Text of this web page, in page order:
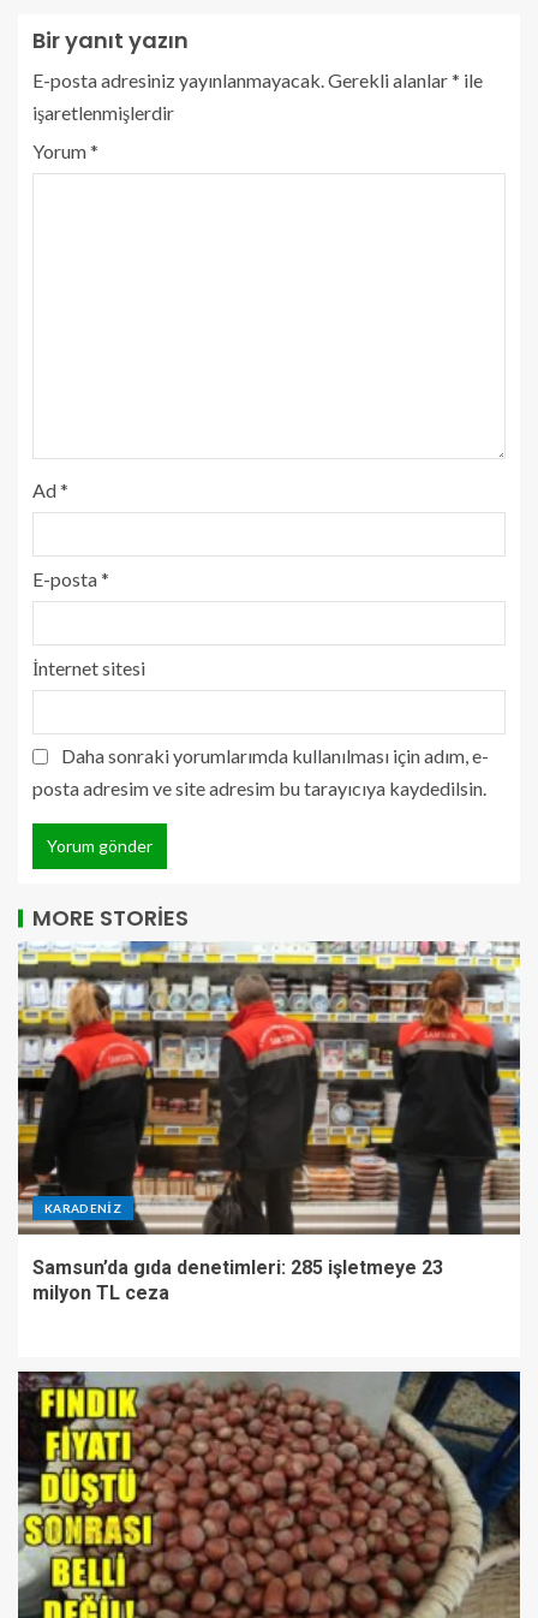
Bir yanıt yazın
E-posta adresiniz yayınlanmayacak.Gerekli alanlar* ile
işaretlenmişlerdir
Yorum*
Ad*
E-posta*
İnternet sitesi
Daha sonraki yorumlarımda kullanılması için adım, e-
posta adresim ve site adresim bu tarayıcıya kaydedilsin.
MORE STORIES
KARADENIZ
Samsun’da gıda denetimleri: 285 işletmeye 23
milyon TL ceza